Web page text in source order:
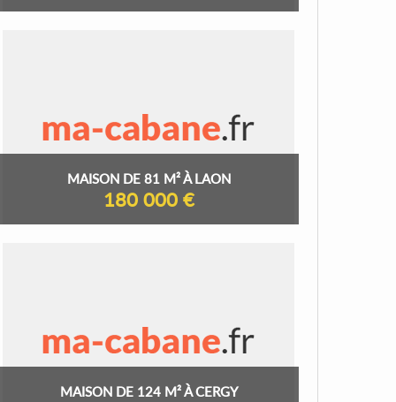
MAISON DE 81 M² À LAON
180 000 €
MAISON DE 124 M² À CERGY